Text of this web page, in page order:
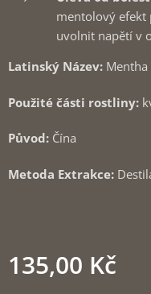
mentolový efekt
uvolnit napětí v
Latinský Název: Mentha
Použité části rostliny:
Původ: Čína
Metoda Extrakce:
135,00 Kč